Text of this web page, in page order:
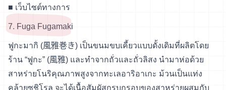
■ เว็บไซต์ทางการ
7. Fuga Fugamaki
ฟูกะมากิ (風雅巻き) เป็นขนมขบเคี้ยวแบบดั้งเดิมที่ผลิตโดย
ร้าน “ฟูกะ” (風雅) และทำจากถั่วและถั่วลิสง นำมาห่อด้วย
สาหร่ายโนริคุณภาพสูงจากทะเลอาริอาเกะ ม้วนเป็นแท่ง
คล้ายซูชิโรล จะได้เนื้อสัมผัสกรุบกรอบของสาหร่ายผสมกับ